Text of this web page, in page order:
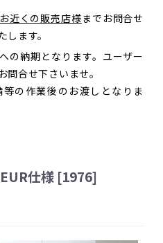
お近くの販売店様までお問合せ
ます。
の納期となります。ユーザー
問合せ下さいませ。
等の作業後のお渡しとなりま
仕様 [1976]